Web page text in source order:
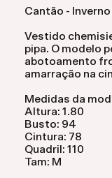
Cantão - Inverno
Vestido
pipa. O modelo
abotoamento
amarração na
Medidas da
Altura: 1.80
Busto: 94
Cintura: 78
Quadril: 110
Tam: M